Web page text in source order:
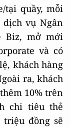
quầy, mỗi
vụ Ngân
Biz, mở mới
và có
khách hàng
ra, khách
10% trên
chi tiêu thẻ
triệu đồng sẽ